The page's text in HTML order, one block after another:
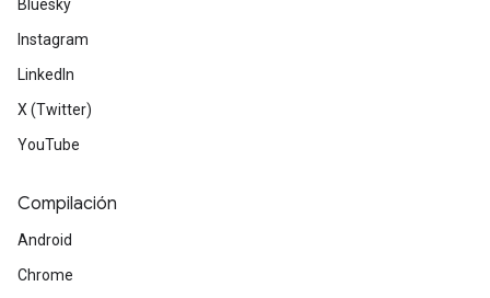
Bluesky
Instagram
LinkedIn
X (Twitter)
YouTube
Compilación
Android
Chrome